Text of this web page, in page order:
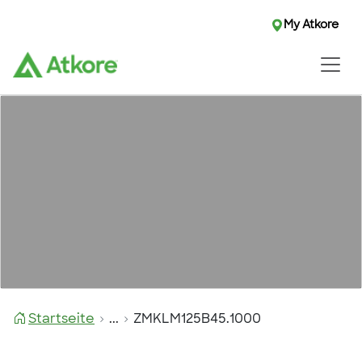
My Atkore
Startseite ... ZMKLM125B45.1000